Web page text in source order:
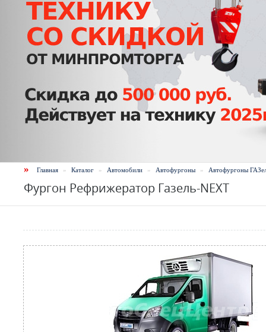
» Главная » Каталог » Автомобили » Автофургоны » Автофургоны
Фургон Рефрижератор Газель-NEXT